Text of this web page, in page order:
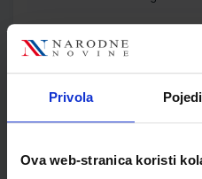
Privola
Ova web-stranica koristi
SKU:
Udžbenik
MOJA ZEMLJA 1; radna